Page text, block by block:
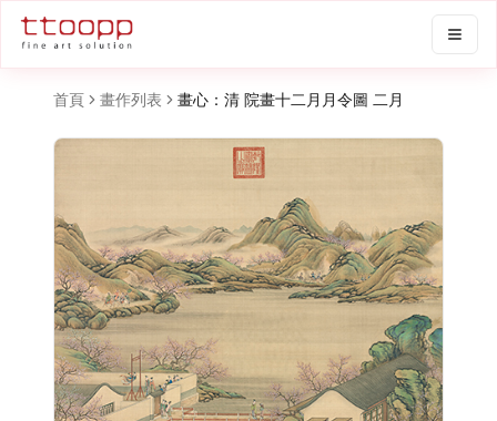
首頁 畫作列表 畫心：清 院畫十二月月令圖 二月